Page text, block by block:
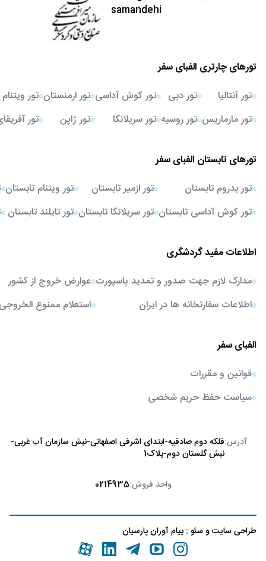
تورهای چارتری الفبای سفر
تور آنتالیا
تور مارماریس
تور دبی
تور روسیه
تور کوش آداسی
تور سریلانکا
تور ارمنستان
تور ژاپن
تور ویتنام
تور
تورهای تابستان الفبای سفر
تور بدروم تابستان
تور کوش آداسی تابستان
تور ازمیر تابستان
تور سریلانکا تابستان
تور ویتنام تابستان
تور تایلند تابستان
اطلاعات مفید گردشگری
مدارک لازم جهت صدور و تمدید پاسپورت
اطلاعات سفارتخانه ها در ایران
عوارض خروج از کشور
استعلام ممنوع
الفبای سفر
قوانین و مقررات
سیاست حفظ حریم شخصی
آدرس:فلکه دوم صادقیه-ابتدای اشرفی اصفهانی-نبش سازمان آب غربی-
نبش گلستان دوم-پلاک1
واحد فروش:0214935
طراحی سایتوسئو : پیام آوران پارسیان